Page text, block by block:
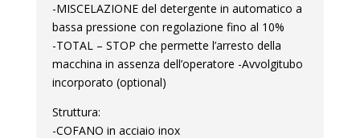
-MISCELAZIONE del detergente in automatico a
bassa pressione con regolazione fino al 10%
-TOTAL – STOP che permette l’arresto della
macchina in assenza dell’operatore -Avvolgitubo
incorporato (optional)
Struttura:
-COFANO in acciaio inox